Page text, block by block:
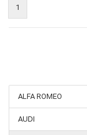
1
ALFA ROMEO
AUDI